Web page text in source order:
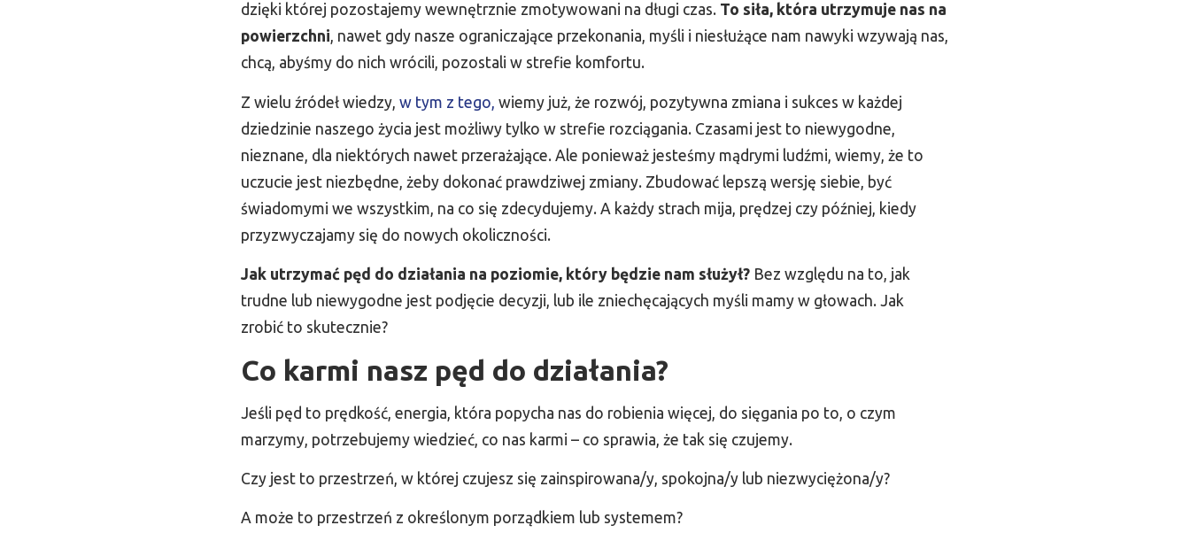
dzięki której pozostajemy wewnętrznie zmotywowani na długi czas. To siła, która utrzymuje nas na
powierzchni, nawet gdy nasze ograniczające przekonania, myśli i niesłużące nam nawyki wzywają nas,
chcą, abyśmy do nich wrócili, pozostali w strefie komfortu.
Z wielu źródeł wiedzy, w tym z tego, wiemy już, że rozwój, pozytywna zmiana i sukces w każdej
dziedzinie naszego życia jest możliwy tylko w strefie rozciągania. Czasami jest to niewygodne,
nieznane, dla niektórych nawet przerażające. Ale ponieważ jesteśmy mądrymi ludźmi, wiemy, że to
uczucie jest niezbędne, żeby dokonać prawdziwej zmiany. Zbudować lepszą wersję siebie, być
świadomymi we wszystkim, na co się zdecydujemy. A każdy strach mija, prędzej czy później, kiedy
przyzwyczajamy się do nowych okoliczności.
Jak utrzymać pęd do działania na poziomie, który będzie nam służył? Bez względu na to, jak
trudne lub niewygodne jest podjęcie decyzji, lub ile zniechęcających myśli mamy w głowach. Jak
zrobić to skutecznie?
Co karmi nasz pęd do działania?
Jeśli pęd to prędkość, energia, która popycha nas do robienia więcej, do sięgania po to, o czym
marzymy, potrzebujemy wiedzieć, co nas karmi – co sprawia, że tak się czujemy.
Czy jest to przestrzeń, w której czujesz się zainspirowana/y, spokojna/y lub niezwyciężona/y?
A może to przestrzeń z określonym porządkiem lub systemem?